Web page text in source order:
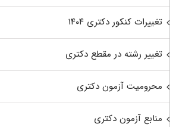
تغییرات کنکور دکتری ۱۴۰۴
تغییر رشته در مقطع دکتری
محرومیت آزمون دکتری
منابع آزمون دکتری